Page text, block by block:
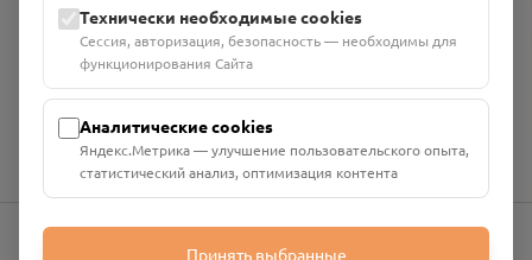
ИНН: 6700029207 ОГРН: 1256700001986
Юридический адрес: 216790, Смоленская область, р-н
Руднянский, г. Рудня, улица Западная, д. 26А, пом. 18
Номер счёта: 40702810901130004287 в АО "АЛЬФА-БАНК"
Технически необходимые cookies
Сессия, авторизация, безопасность — необходимы для
функционирования Сайта
Аналитические cookies
Яндекс.Метрика — улучшение пользовательского опыта,
статистический анализ, оптимизация контента
Принять выбранные